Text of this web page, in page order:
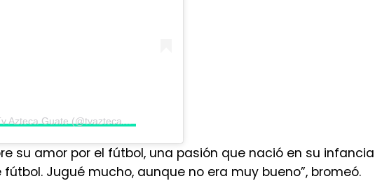
su amor por el fútbol, una pasión que nació en su infancia
Jugué mucho, aunque no era muy bueno”, bromeó.